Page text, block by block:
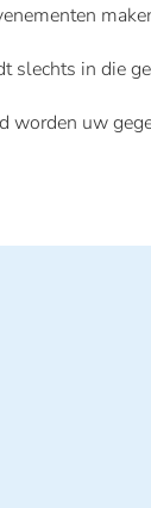
slechts in die
worden uw